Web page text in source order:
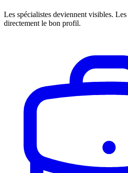
Les spécialistes deviennent visibles.
directement le bon profil.